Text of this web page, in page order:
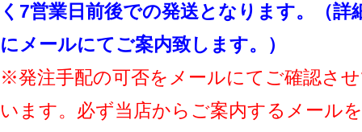
く7営業日前後での発送となります。（詳
にメールにてご案内致します。）
※発注手配の可否をメールにてご確認さ
います。必ず当店からご案内するメール